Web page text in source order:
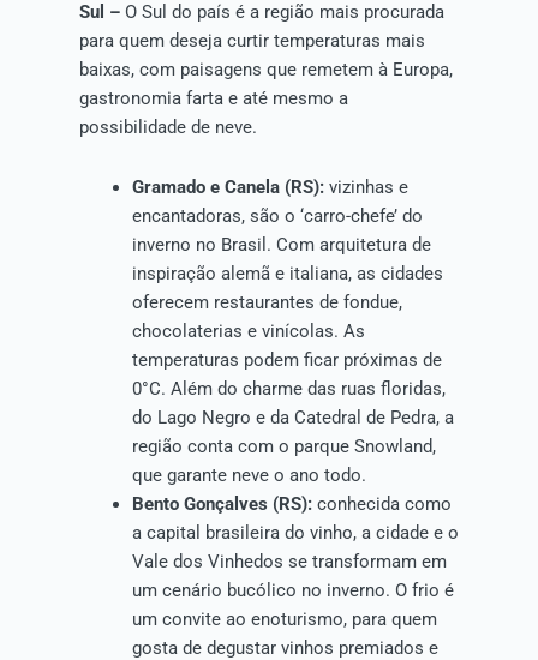
Sul – O Sul do país é a região mais procurada
para quem deseja curtir temperaturas mais
baixas, com paisagens que remetem à Europa,
gastronomia farta e até mesmo a
possibilidade de neve.
Gramado e Canela (RS):vizinhas e
encantadoras, são o ‘carro-chefe’ do
inverno no Brasil. Com arquitetura de
inspiração alemã e italiana, as cidades
oferecem restaurantes de fondue,
chocolaterias e vinícolas. As
temperaturas podem ficar próximas de
0°C. Além do charme das ruas floridas,
do Lago Negro e da Catedral de Pedra, a
região conta com o parque Snowland,
que garante neve o ano todo.
Bento Gonçalves (RS):conhecida como
a capital brasileira do vinho, a cidade e o
Vale dos Vinhedos se transformam em
um cenário bucólico no inverno. O frio é
um convite ao enoturismo, para quem
gosta de degustar vinhos premiados e